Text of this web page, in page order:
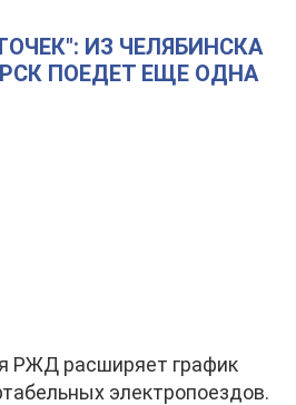
ИЗ ЧЕЛЯБИНСКА
ПОЕДЕТ ЕЩЕ ОДНА
РЖД расширяет график
электропоездов.